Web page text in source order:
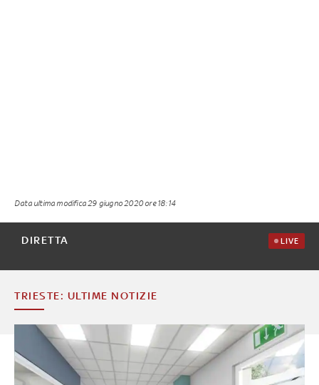
Data ultima modifica 29 giugno 2020 ore 18:14
DIRETTA LIVE
TRIESTE: ULTIME NOTIZIE